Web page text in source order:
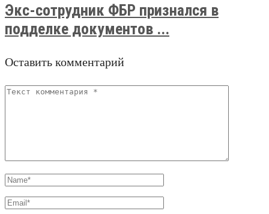
Экс-сотрудник ФБР признался в
подделке документов ...
Оставить комментарий